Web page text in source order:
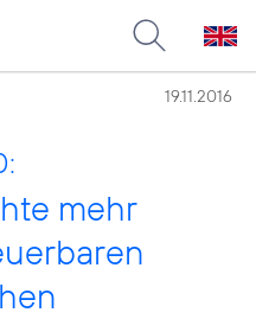
19.11.2016
mehr